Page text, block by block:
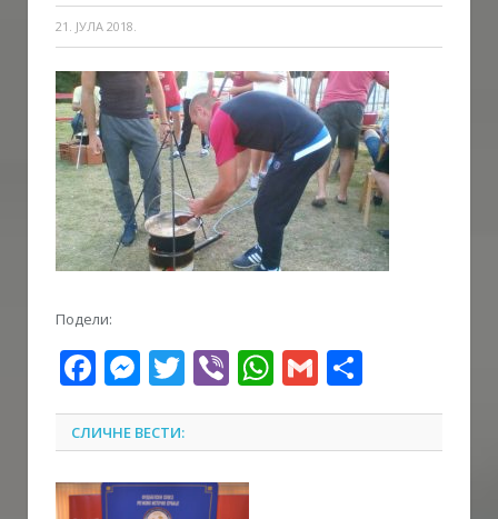
21. ЈУЛА 2018.
Подели:
Facebook
Messenger
Twitter
ViberWhatsApp
Gmail
СЛИЧНЕ ВЕСТИ: